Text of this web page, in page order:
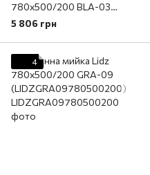
780x500/200 BLA-03
(LIDZBLA03780500200)
5 806 грн
4